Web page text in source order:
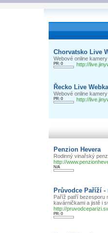
Chorvatsko Live
Webové online
PR: 0 http://
Řecko Live
Webové online
PR: 0 http://
Penzion Hevera
Rodinný vinařský
http://
N/A
Průvodce Paříží
Paříž patří bezesporu
kavárničkami a jistě i
http://
PR: 0